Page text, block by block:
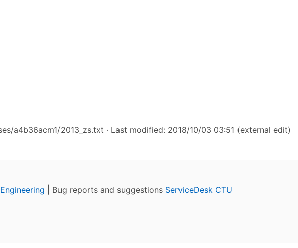
a4b36acm1/2013_zs.txt · Last modified: 2018/10/03 03:51 (external edit)
| Bug reports and suggestions ServiceDesk CTU